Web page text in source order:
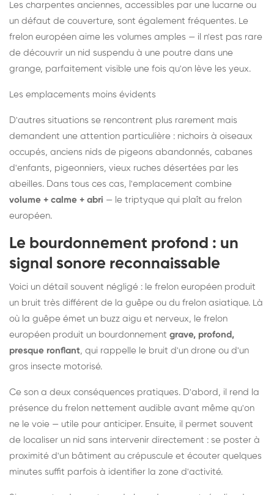
Les charpentes anciennes, accessibles par une lucarne ou
un défaut de couverture, sont également fréquentes. Le
frelon européen aime les volumes amples — il n'est pas rare
de découvrir un nid suspendu à une poutre dans une
grange, parfaitement visible une fois qu'on lève les yeux.
Les emplacements moins évidents
D'autres situations se rencontrent plus rarement mais
demandent une attention particulière : nichoirs à oiseaux
occupés, anciens nids de pigeons abandonnés, cabanes
d'enfants, pigeonniers, vieux ruches désertées par les
abeilles. Dans tous ces cas, l'emplacement combine
volume + calme + abri — le triptyque qui plaît au frelon
européen.
Le bourdonnement profond : un
signal sonore reconnaissable
Voici un détail souvent négligé : le frelon européen produit
un bruit très différent de la guêpe ou du frelon asiatique. Là
où la guêpe émet un buzz aigu et nerveux, le frelon
européen produit un bourdonnement grave, profond,
presque ronflant, qui rappelle le bruit d'un drone ou d'un
gros insecte motorisé.
Ce son a deux conséquences pratiques. D'abord, il rend la
présence du frelon nettement audible avant même qu'on
ne le voie — utile pour anticiper. Ensuite, il permet souvent
de localiser un nid sans intervenir directement : se poster à
proximité d'un bâtiment au crépuscule et écouter quelques
minutes suffit parfois à identifier la zone d'activité.